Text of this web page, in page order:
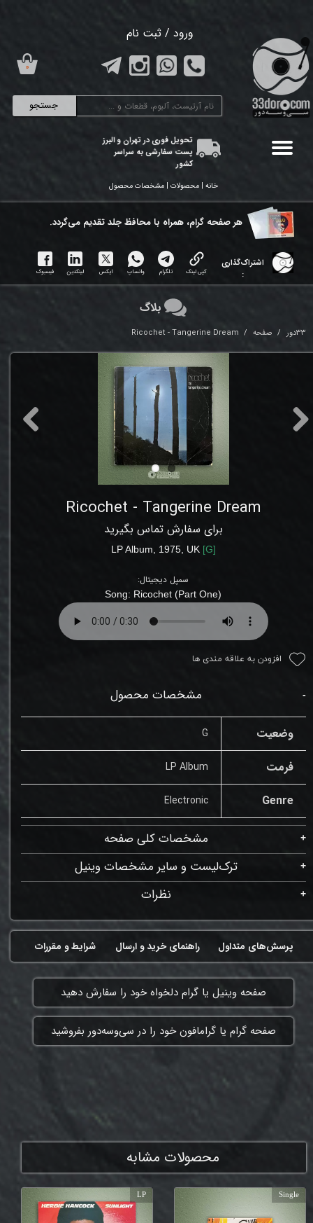
جستجو
ورود / ثبت نام
تغییر گذر واژه
سفارشات
تحویل فوری در تهران و البرز
پست سفارشی به سراسر
کشور
۰
خانه | محصولات | مشخصات محصول
هر ​صفحه گرام، همراه با محافظ جلد تقدیم می‌گردد.
اشتراک‌گذاری
:
کپی لینک تلگرام واتساپ ایکس لینکدین فیسبوک
33دور صفحه Ricochet - Tangerine Dream
Ricochet - Tangerine Dream
برای سفارش تماس بگیرید
LP Album, 1975, UK [G]
سمپل دیجیتال:
Song: Ricochet (Part One)
افزودن به علاقه مندی ها
مشخصات محصول
وضعیت G
فرمت LP Album
Genre
Electronic
مشخصات کلی صفحه
ترک‌لیست و سایر مشخصات وینیل
نظرات
بلاگ
شرایط و مقررات راهنمای خرید و ارسال پرسش‌های متداول
​صفحه وینیل یا گرام دلخواه خود را سفارش دهید
​صفحه گرام یا گرامافون خود را در سی‌وسه‌دور بفروشید
محصولات مشابه
Single
LP